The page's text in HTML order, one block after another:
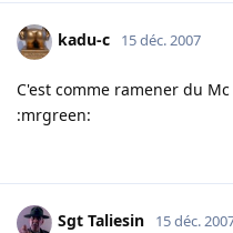
kadu-c 15 déc. 2007
C'est comme ramener du
:mrgreen:
Sgt Taliesin 15 déc.